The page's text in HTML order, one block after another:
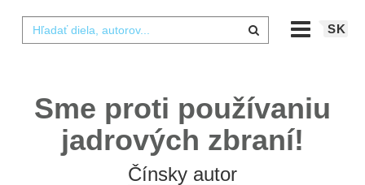
SK
Sme proti používaniu
jadrových zbraní!
Čínsky autor